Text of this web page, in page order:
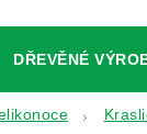
DŘEVĚNÉ